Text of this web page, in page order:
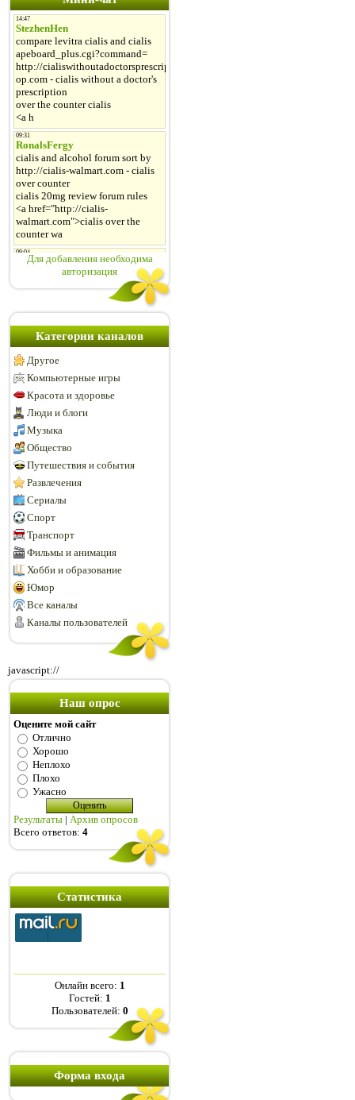
Для добавления необходима
авторизация
Категории каналов
Другое
Компьютерные игры
Красота и здоровье
Люди и блоги
Музыка
Общество
Путешествия и события
Развлечения
Сериалы
Спорт
Транспорт
Фильмы и анимация
Хобби и образование
Юмор
Все каналы
Каналы пользователей
javascript://
Наш опрос
Оцените мой сайт
Отлично
Хорошо
Неплохо
Плохо
Ужасно
Результаты | Архив опросов
Всего ответов: 4
Статистика
Онлайн всего: 1
Гостей: 1
Пользователей: 0
Форма входа